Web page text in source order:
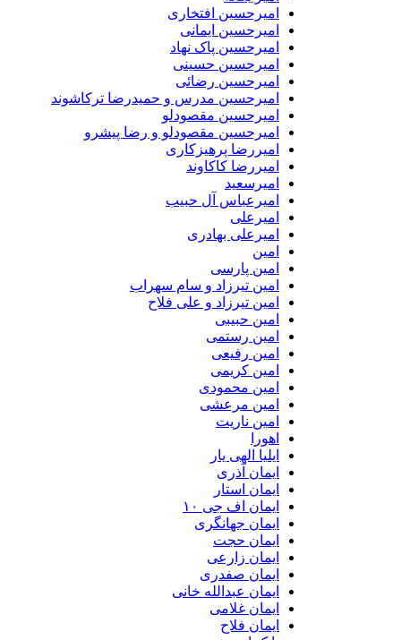
امیرحسین افتخاری
امیرحسین ایمانی
امیرحسین پاک نهاد
امیرحسین حسینی
امیرحسین رضائی
امیرحسین مدرس و حمیدرضا ترکاشوند
امیرحسین مقصودلو
امیرحسین مقصودلو و رضا پیشرو
امیررضا پرهیزکاری
امیررضا کاکاوند
امیرسعید
امیرعباس آل حبیب
امیرعلی
امیرعلی بهادری
امین
امین پارسی
امین تیرزاد و سام سهراب
امین تیرزاد و علی فلاح
امین حبیبی
امین رستمی
امین رفیعی
امین کریمی
امین محمودی
امین مرعشی
امین ناریت
اهورا
ایلیا الهی یار
ایمان آذری
ایمان استار
ایمان اف جی ۱۰
ایمان جهانگری
ایمان حجت
ایمان زارعی
ایمان صفدری
ایمان عبدالله خانی
ایمان غلامی
ایمان فلاح